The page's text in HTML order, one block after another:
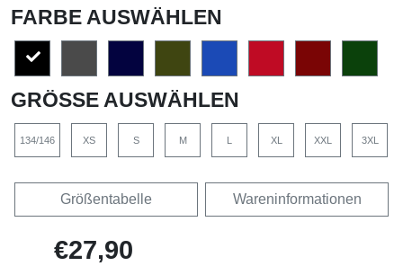
FARBE AUSWÄHLEN
GRÖSSE AUSWÄHLEN
134/146 XS S M XL XXL 3XL
Größentabelle Wareninformationen
€27,90